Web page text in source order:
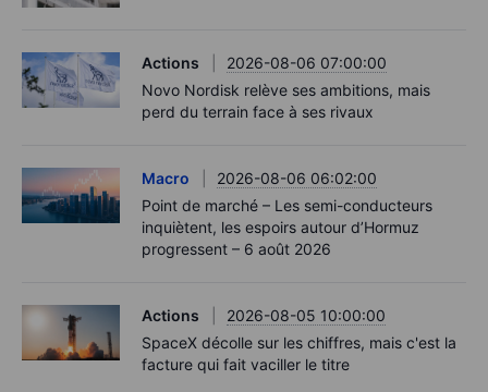
Actions
2026-08-06 07:00:00
Novo Nordisk relève ses ambitions, mais
perd du terrain face à ses rivaux
Macro
2026-08-06 06:02:00
Point de marché – Les semi-conducteurs
inquiètent, les espoirs autour d’Hormuz
progressent – 6 août 2026
Actions
2026-08-05 10:00:00
SpaceX décolle sur les chiffres, mais c'est la
facture qui fait vaciller le titre